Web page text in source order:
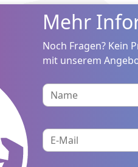
Mehr
Noch Fragen? Kein
mit unserem